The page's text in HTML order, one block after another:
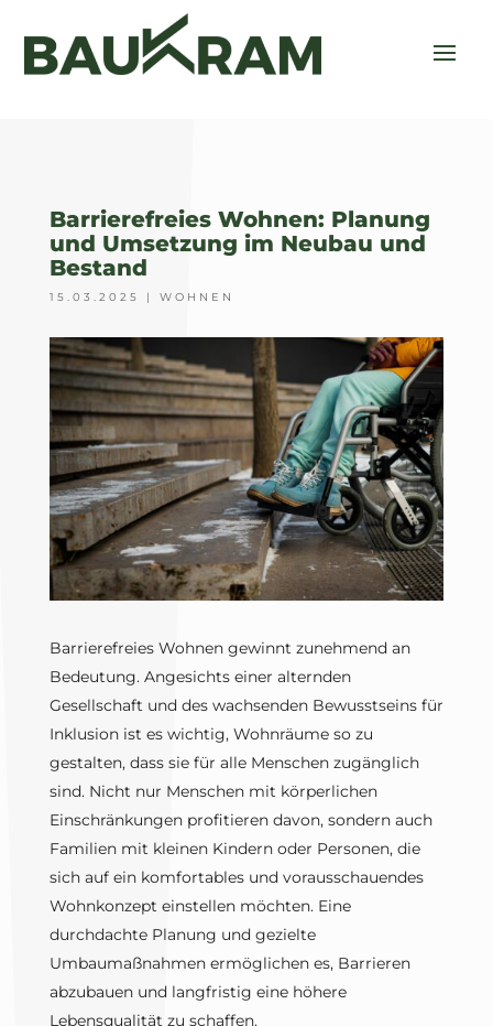
Barrierefreies Wohnen: Planung
und Umsetzung im Neubau und
Bestand
15.03.2025 | WOHNEN
Barrierefreies Wohnen gewinnt zunehmend an
Bedeutung. Angesichts einer alternden
Gesellschaft und des wachsenden Bewusstseins für
Inklusion ist es wichtig, Wohnräume so zu
gestalten, dass sie für alle Menschen zugänglich
sind. Nicht nur Menschen mit körperlichen
Einschränkungen profitieren davon, sondern auch
Familien mit kleinen Kindern oder Personen, die
sich auf ein komfortables und vorausschauendes
Wohnkonzept einstellen möchten. Eine
durchdachte Planung und gezielte
Umbaumaßnahmen ermöglichen es, Barrieren
abzubauen und langfristig eine höhere
Lebensqualität zu schaffen.